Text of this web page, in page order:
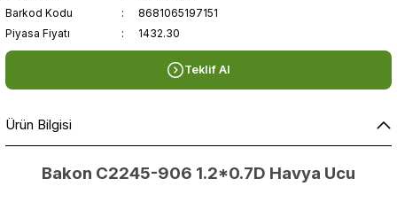
Barkod Kodu
8681065197151
Piyasa Fiyatı
1432.30
Teklif Al
Ürün Bilgisi
Bakon C2245-906 1.2*0.7D Havya Ucu